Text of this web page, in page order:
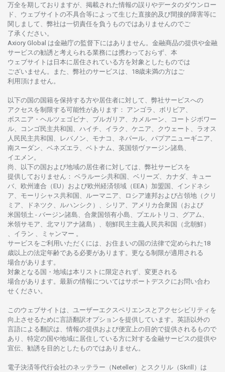
万全を期しておりますが、 掲載さ れた情報の誤りやデータのダウンロー
ド、 ウェブサイトの不具合等に よって生じた 直接的及び間接的障害等に
関し まして、 弊社は一切責任を負うものではありませんのでご
了承ください。
Axiory Global は金融庁の監督下にはありません。 金融商品の提供や金融
サービスの勧誘と 考えられる業務には携わっておらず、 本
ウェブサイトは 日本に 居住さ れている方を対象としたものでは
ございません。
また、 弊社のサービスは、18歳未満の方は ご
利用頂けません 。
以下の国の国籍を保持する方や居住者に対して、 弊社サービスへの
アクセスを制限する可能性があります ： アンゴラ、ボリビア、
ボスニア ・ ヘルツェゴビナ、ブルガリア、カメルーン、コートジボワー
ル、
コンゴ民主共和国、ハイチ、イラク、ケニア、クウェート、 ラオス
人民民主共和国、レバノン、モナコ、ネパール、パプアニューギニア、
南スーダン、ベネズエラ、ベトナム、 英国領ヴァージン諸島、
イエメン。
尚、 以下の国および地域の居住者に対しては、 弊社サービスを
提供しておりません ： ベラルーシ共和国、ベリーズ、カナダ、キュー
バ、 欧州連合 （EU） および欧州経済領域 （EEA）加盟国、インドネシ
ア、 モーリシャス共和国、ルーマニア、 ロシア連邦および占領地 （クリ
ミア、ドネツク、ルハンシク）、シリア、 アメリカ合衆国 （および
米国領土 - バージン諸島、合衆国領有小島、プエルトリコ、グアム、
米領サモア、 北マリアナ諸島）、 朝鮮民主主義人民共和国 （北朝鮮）
、イラン 、ミャンマー 。
サービスを ご利用いただくには、お住まいの国の法律で定められた 18
歳以上の法定年齢である必要があります。 更なる制限が適用さ れる
場合があります。
対象となる国 ・ 地域は本 リストに限定さ れず、 変更さ れる
場合があります。 最新の情報についてはサポートデスクに お問い合わ
せくださ い。
このウェブサイトは、 ユーザーエクスペリエンスと アクセシビリティを
向上さ せるために言語翻訳オプションを提供しています。 英語以外の
言語に よる翻訳は、 情報の提供および便宜上の目的で提供さ れるもので
あり、 特定の国や地域に 居住している方に対する金融サービスの提供や
宣伝、 勧誘を 目的としたものではありません。
電子決済等代行会社のネッテラー （Neteller）と スクリル （Skrill）は